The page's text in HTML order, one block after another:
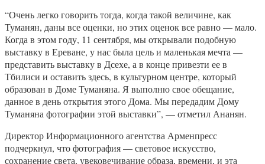
“Очень легко говорить тогда, когда такой величине, как
Туманян, даны все оценки, но этих оценок все равно — мало.
Когда в этом году, 11 сентября, мы открывали подобную
выставку в Ереване, у нас была цель и маленькая мечта —
представить выставку в Дсехе, а в конце привезти ее в
Тбилиси и оставить здесь, в культурном центре, который
образован в Доме Туманяна. Я выполню свое обещание,
данное в день открытия этого Дома. Мы передадим Дому
Туманяна фотографии этой выставки”, — отметил Ананян.
Директор Информационного агентства Арменпресс
подчеркнул, что фотография — световое искусство,
сохранение света, увековечивание образа, времени, и эта